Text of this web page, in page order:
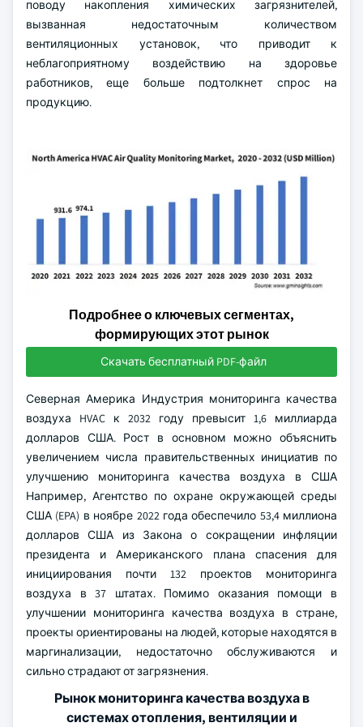
поводу накопления химических загрязнителей,
вызванная недостаточным количеством
вентиляционных установок, что приводит к
неблагоприятному воздействию на здоровье
работников, еще больше подтолкнет спрос на
продукцию.
Подробнее о ключевых сегментах,
формирующих этот рынок
Скачать бесплатный PDF-файл
Северная Америка Индустрия мониторинга качества
воздуха HVAC к 2032 году превысит 1,6 миллиарда
долларов США. Рост в основном можно объяснить
увеличением числа правительственных инициатив по
улучшению мониторинга качества воздуха в США
Например, Агентство по охране окружающей среды
США (EPA) в ноябре 2022 года обеспечило 53,4 миллиона
долларов США из Закона о сокращении инфляции
президента и Американского плана спасения для
инициирования почти 132 проектов мониторинга
воздуха в 37 штатах. Помимо оказания помощи в
улучшении мониторинга качества воздуха в стране,
проекты ориентированы на людей, которые находятся в
маргинализации, недостаточно обслуживаются и
сильно страдают от загрязнения.
Рынок мониторинга качества воздуха в
системах отопления, вентиляции и